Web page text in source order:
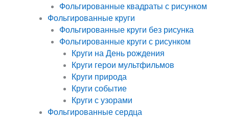
Фольгированные квадраты с рисунком
Фольгированные круги
Фольгированные круги без рисунка
Фольгированные круги с рисунком
Круги на День рождения
Круги герои мультфильмов
Круги природа
Круги событие
Круги с узорами
Фольгированные сердца